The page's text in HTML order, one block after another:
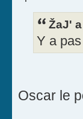
ŽaJ'
Y a
Oscar le